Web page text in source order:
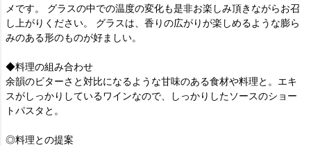
メです。 グラスの中での温度の変化も是非お楽しみ頂きながらお召
し上がりください。 グラスは、香りの広がりが楽しめるような膨ら
みのある形のものが好ましい。
◆料理の組み合わせ
余韻のビターさと対比になるような甘味のある食材や料理と。エキ
スがしっかりしているワインなので、しっかりしたソースのショー
トパスタと。
◎料理との提案